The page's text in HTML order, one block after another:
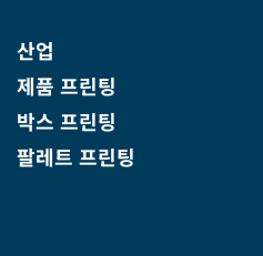
산업
제품 프린팅
박스 프린팅
팔레트 프린팅